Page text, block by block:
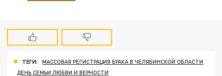
ТЕГИ:
МАССОВАЯ РЕГИСТРАЦИЯ БРАКА В ЧЕЛЯБИНСКОЙ ОБЛАСТИ
ДЕНЬ СЕМЬИ ЛЮБВИ И ВЕРНОСТИ